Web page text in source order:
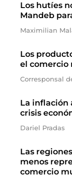
Los hutíes
Mandeb
Maximilian
Los
el comercio
Corresponsal
La inflación
crisis
Dariel Pradas
Las
menos
comercio